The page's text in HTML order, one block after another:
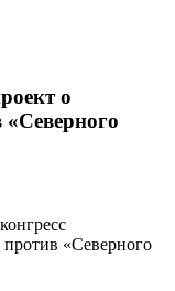
о
«Северного
против «Северного